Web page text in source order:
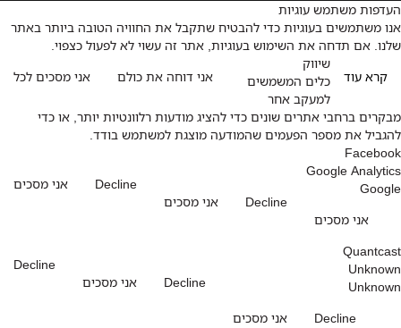
העדפות משתמש עוגיות
אנו משתמשים בעוגיות כדי להבטיח שתקבל את החוויה הטובה ביותר באתר
שלנו. אם תדחה את השימוש בעוגיות, אתר זה עשוי לא לפעול כצפוי.
אני מסכים לכל
אני דוחה את כולם קרא עוד
שיווק
כלים המשמשים
למעקב אחר
מבקרים ברחבי אתרים שונים כדי להציג מודעות רלוונטיות יותר, או כדי
להגביל את מספר הפעמים שהמודעה מוצגת למשתמש בודד.
Facebook
אני מסכים
Decline
Google Analytics
אני מסכים
Decline
Google
אני מסכים
Decline
Quantcast
אני מסכים
Decline
Unknown
Unknown
אני מסכים
Decline